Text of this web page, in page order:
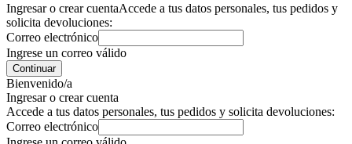
Ingresar o crear cuentaAccede a tus datos personales, tus pedidos y
solicita devoluciones:
Correo electrónico
Ingrese un correo válido
Continuar
Bienvenido/a
Ingresar o crear cuenta
Accede a tus datos personales, tus pedidos y solicita devoluciones:
Correo electrónico